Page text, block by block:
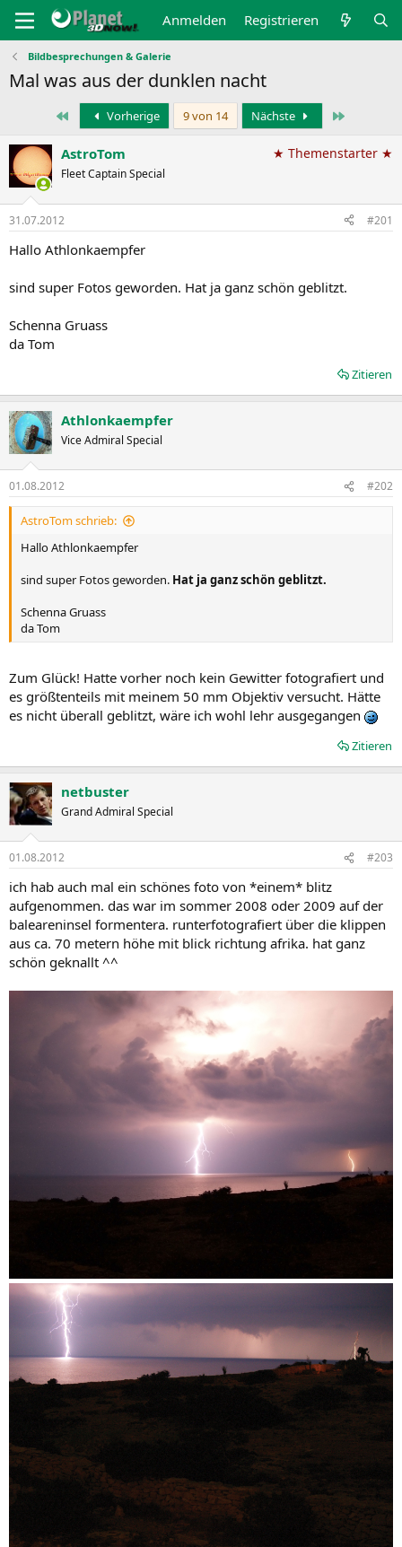
Anmelden Registrieren
Bildbesprechungen & Galerie
Mal was aus der dunklen nacht
Erste Vorherige 9 von 14 Nächste
AstroTom
Fleet Captain Special
★ Themenstarter ★
31.07.2012 #201
Hallo Athlonkaempfer
sind super Fotos geworden. Hat ja ganz schön geblitzt.
Schenna Gruass
da Tom
Zitieren
Athlonkaempfer
Vice Admiral Special
01.08.2012 #202
AstroTom schrieb:
Hallo Athlonkaempfer
sind super Fotos geworden. Hat ja ganz schön geblitzt.
Schenna Gruass
da Tom
Zum Glück! Hatte vorher noch kein Gewitter fotografiert und
es größtenteils mit meinem 50 mm Objektiv versucht. Hätte
es nicht überall geblitzt, wäre ich wohl lehr ausgegangen
Zitieren
netbuster
Grand Admiral Special
01.08.2012 #203
ich hab auch mal ein schönes foto von *einem* blitz
aufgenommen. das war im sommer 2008 oder 2009 auf der
baleareninsel formentera. runterfotografiert über die klippen
aus ca. 70 metern höhe mit blick richtung afrika. hat ganz
schön geknallt ^^